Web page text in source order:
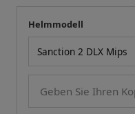
Ihre Messung
Helmmodell